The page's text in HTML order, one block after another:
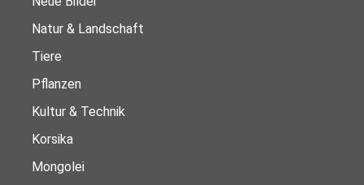
Natur & Landschaft
Tiere
Pflanzen
Kultur & Technik
Korsika
Mongolei